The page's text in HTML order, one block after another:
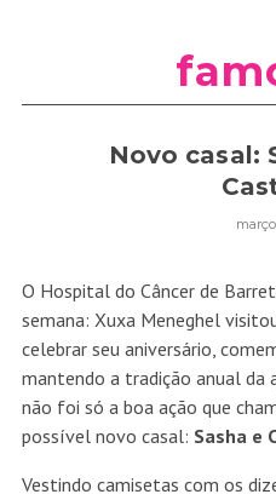
Novo casal:
O Hospital do Câncer de
semana: Xuxa Meneghel
celebrar seu aniversário,
mantendo a tradição anual da
não foi só a boa ação que
possível novo casal: Sasha e
Vestindo camisetas com os